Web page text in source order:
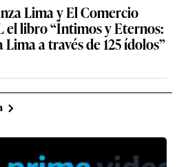
Lima y El Comercio
el libro “Íntimos y Eternos:
a través de 125 ídolos”